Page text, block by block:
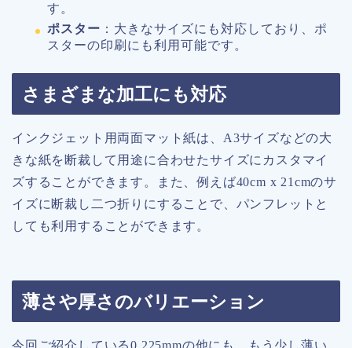
す。
ポスター ：大きなサイズにも対応しており、ポ
スターの印刷にも利用可能です。
さまざまな加工にも対応
インクジェット用両面マット紙は、A3サイズなどの大
きな紙を断裁して用途に合わせたサイズにカスタマイ
ズすることができます。また、例えば40cm x 21cmのサ
イズに断裁し二つ折りにすることで、パンフレットと
しても利用することができます。
薄さや厚さのバリエーション
今回ご紹介している0.225mmの他にも、もう少し薄い